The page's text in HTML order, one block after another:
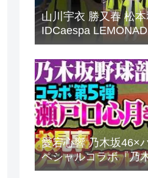
山川宇衣 勝又春 松
IDCaespa
Sakurazaka46
愛宕心響 乃木坂46×
ペシャルコラボ『乃
パ・リーグ6球団と